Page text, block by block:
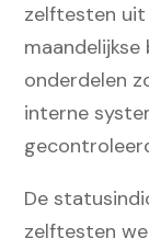
zelftesten uit
onderdelen
interne
De
zelftesten